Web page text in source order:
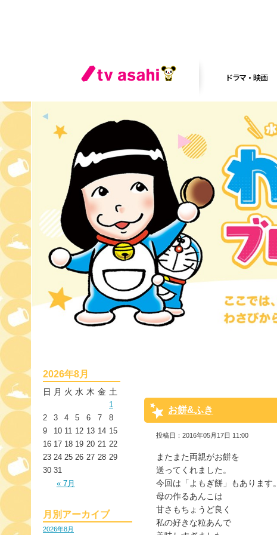
ドラマ・映画
2026年8月
日 月 火 水 木 金 土
1
2
3 4 5 6 7
8
9
10 11 12 13 14 15
16 17 18 19 20 21 22
23 24 25 26 27 28 29
30 31
« 7月
月別アーカイブ
2026年8月
お餅&ふき
投稿日：2016年05月17日 11:00
またまた両親がお餅を
送ってくれました。
今回は「よもぎ餅」もあります。
母の作るあんこは
甘さもちょうど良く
私の好きな粒あんで